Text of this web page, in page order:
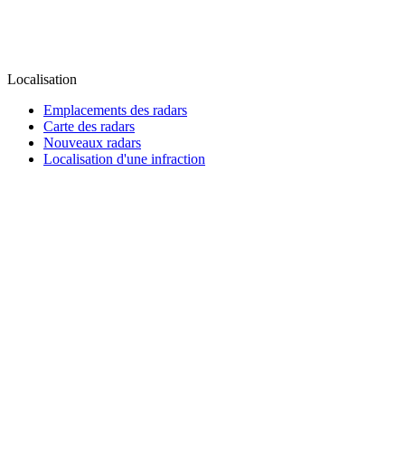
Localisation
Emplacements des radars
Carte des radars
Nouveaux radars
Localisation d'une infraction